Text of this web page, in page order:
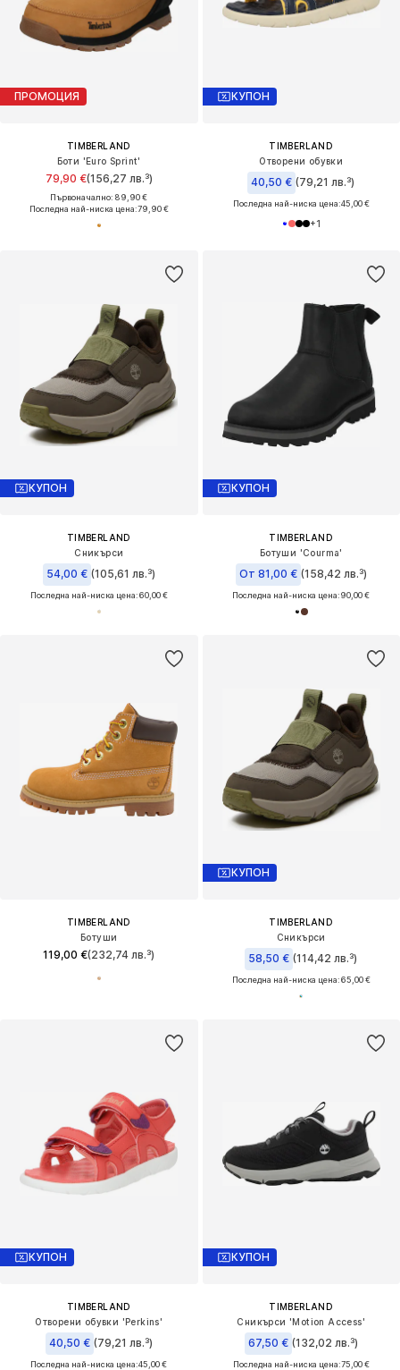
ПРОМОЦИЯ
TIMBERLAND
Боти 'Euro Sprint'
79,90 €(156,27 лв.³)
Първоначално: 89,90 €
Последна най-ниска цена:79,90 €
КУПОН
TIMBERLAND
Отворени обувки
40,50 € (79,21 лв.³)
Последна най-ниска цена:45,00 €
+1
КУПОН
TIMBERLAND
Сникърси
54,00 € (105,61 лв.³)
Последна най-ниска цена:60,00 €
КУПОН
TIMBERLAND
Ботуши 'Courma'
От 81,00 € (158,42 лв.³)
Последна най-ниска цена:90,00 €
TIMBERLAND
Ботуши
119,00 €(232,74 лв.³)
КУПОН
TIMBERLAND
Сникърси
58,50 € (114,42 лв.³)
Последна най-ниска цена:65,00 €
КУПОН
TIMBERLAND
Отворени обувки 'Perkins'
40,50 € (79,21 лв.³)
Последна най-ниска цена:45,00 €
КУПОН
TIMBERLAND
Сникърси 'Motion Access'
67,50 € (132,02 лв.³)
Последна най-ниска цена:75,00 €